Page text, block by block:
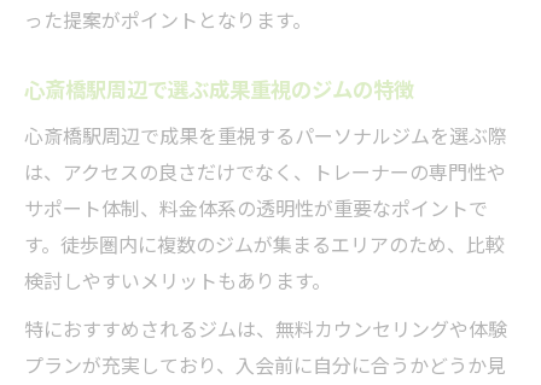
った提案がポイントとなります。
心斎橋駅周辺で選ぶ成果重視のジムの特徴
心斎橋駅周辺で成果を重視するパーソナルジムを選ぶ際
は、アクセスの良さだけでなく、トレーナーの専門性や
サポート体制、料金体系の透明性が重要なポイントで
す。徒歩圏内に複数のジムが集まるエリアのため、比較
検討しやすいメリットもあります。
特におすすめされるジムは、無料カウンセリングや体験
プランが充実しており、入会前に自分に合うかどうか見